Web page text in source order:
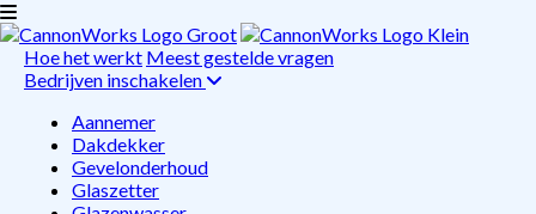
Hoe het werkt Meest gestelde vragen
Bedrijven inschakelen
Aannemer
Dakdekker
Gevelonderhoud
Glaszetter